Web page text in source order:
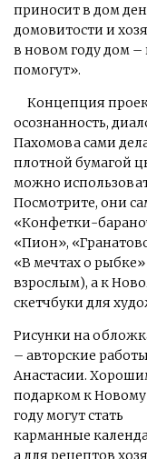
приносит в дом
домовитости и
в новом году дом
помогут».
Концепция
осознанность,
Пахомова сами
плотной бумагой
можно
Посмотрите, они
«Конфетки-
«Пион»,
«В мечтах о
взрослым), а к
скетчбуки для
Рисунки на
– авторские работы
Анастасии.
подарком к Новому
году могут стать
карманные
а для рецептов